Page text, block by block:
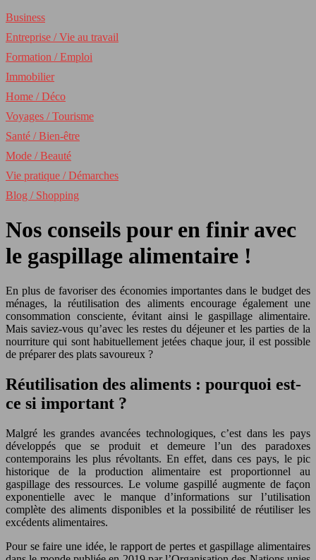
Business
Entreprise / Vie au travail
Formation / Emploi
Immobilier
Home / Déco
Voyages / Tourisme
Santé / Bien-être
Mode / Beauté
Vie pratique / Démarches
Blog / Shopping
Nos conseils pour en finir avec
le gaspillage alimentaire !
En plus de favoriser des économies importantes dans le budget des
ménages, la réutilisation des aliments encourage également une
consommation consciente, évitant ainsi le gaspillage alimentaire.
Mais saviez-vous qu’avec les restes du déjeuner et les parties de la
nourriture qui sont habituellement jetées chaque jour, il est possible
de préparer des plats savoureux ?
Réutilisation des aliments : pourquoi est-
ce si important ?
Malgré les grandes avancées technologiques, c’est dans les pays
développés que se produit et demeure l’un des paradoxes
contemporains les plus révoltants. En effet, dans ces pays, le pic
historique de la production alimentaire est proportionnel au
gaspillage des ressources. Le volume gaspillé augmente de façon
exponentielle avec le manque d’informations sur l’utilisation
complète des aliments disponibles et la possibilité de réutiliser les
excédents alimentaires.
Pour se faire une idée, le rapport de pertes et gaspillage alimentaires